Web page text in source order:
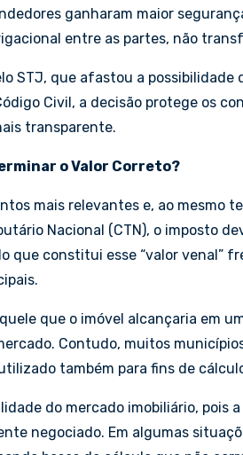
ganharam maior
entre as partes, não
STJ, que afastou a
Civil, a decisão protege os
transparente.
o Valor Correto?
mais relevantes e, ao mesmo
Nacional (CTN), o imposto
que constitui esse “valor venal”
que o imóvel alcançaria em
Contudo, muitos
também para fins de
do mercado imobiliário, pois
negociado. Em algumas